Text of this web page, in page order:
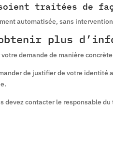
traitées de
automatisée, sans
plus
demande de manière
de justifier de votre identité
devez contacter le responsable